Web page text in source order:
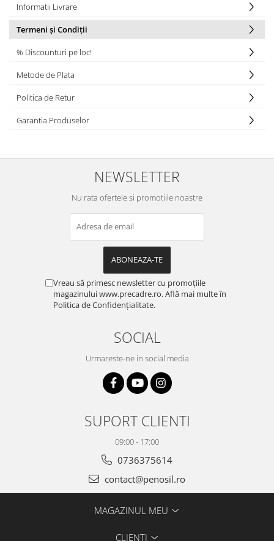
Informatii Livrare
Termeni și Condiții
% Discounturi pe loc!
Metode de Plata
Politica de Retur
Garantia Produselor
NEWSLETTER
Nu rata ofertele si promotiile noastre
Vreau să primesc newsletter cu promoțiile
magazinului www.precadre.ro. Află mai multe în
Politica de Confidențialitate.
SOCIAL
Urmareste-ne in social media
SUPORT CLIENTI
09:00 - 17:00
0736375614
contact@penosil.ro
MAGAZINUL MEU
CLIENTI